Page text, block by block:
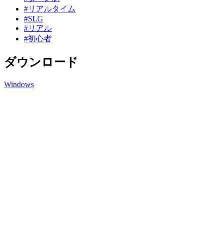
#リアルタイム
#SLG
#リアル
#初心者
ダウンロード
Windows